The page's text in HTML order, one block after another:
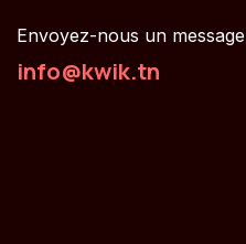
Envoyez-nous un message
info@kwik.tn